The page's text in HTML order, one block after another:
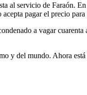
al servicio de Faraón.
pagar el precio para
a vagar
y del mundo. Ahora